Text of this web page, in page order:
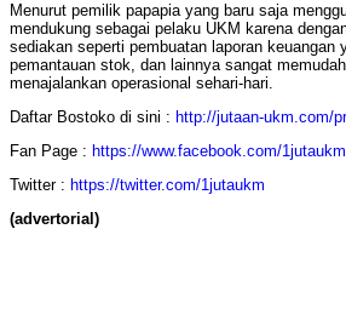
Menurut pemilik papapia yang baru saja
mendukung sebagai pelaku UKM karena
sediakan seperti pembuatan laporan keuangan
pemantauan stok, dan lainnya sangat
menajalankan operasional sehari-hari.
Daftar Bostoko di sini : http://jutaan-ukm.com/
Fan Page : https://www.facebook.com/1jutaukm
Twitter : https://twitter.com/1jutaukm
(advertorial)